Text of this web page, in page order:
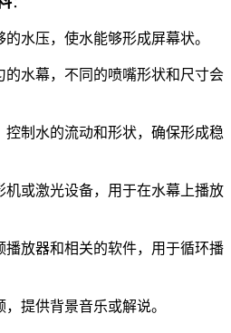
的水压，使水能够形成屏幕状。
的水幕，不同的喷嘴形状和尺寸会
控制水的流动和形状，确保形成稳
机或激光设备，用于在水幕上播放
播放器和相关的软件，用于循环播
，提供背景音乐或解说。